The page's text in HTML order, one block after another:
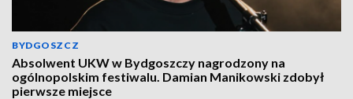
BYDGOSZCZ
Absolwent UKW w Bydgoszczy nagrodzony na
ogólnopolskim festiwalu. Damian Manikowski zdobył
pierwsze miejsce